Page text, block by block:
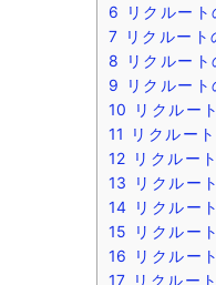
6
リクルー
7 リクルー
8
リクルー
9
リクルー
10
リクルー
11
リクルー
12 リクルー
13
リクルー
14 リクルー
15
リクルー
16
リクルー
17 リクルー